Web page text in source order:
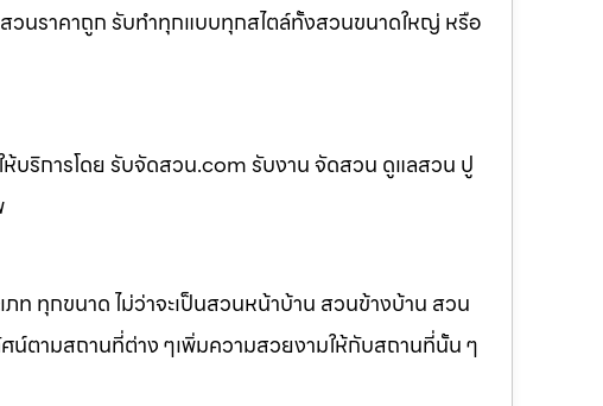
สวนราคาถูก รับทำทุกแบบทุกสไตล์ทั้งสวนขนาดใหญ่ หรือ
ริการโดย รับจัดสวน.com รับงาน จัดสวน ดูแลสวน ปู
ทุกขนาด ไม่ว่าจะเป็นสวนหน้าบ้าน สวนข้างบ้าน สวน
ตามสถานที่ต่าง ๆเพิ่มความสวยงามให้กับสถานที่นั้น ๆ